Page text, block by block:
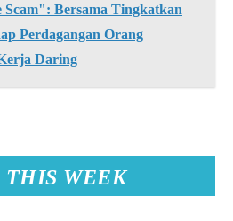
THIS WEEK
Bersama Tingkatkan
Perdagangan Orang
Daring